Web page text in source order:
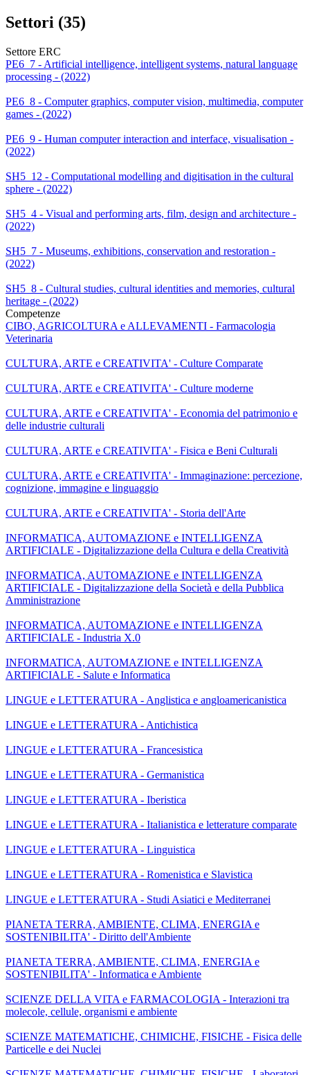
Settori (35)
Settore ERC
PE6_7 - Artificial intelligence, intelligent systems, natural language
processing - (2022)
PE6_8 - Computer graphics, computer vision, multimedia, computer
games - (2022)
PE6_9 - Human computer interaction and interface, visualisation -
(2022)
SH5_12 - Computational modelling and digitisation in the cultural
sphere - (2022)
SH5_4 - Visual and performing arts, film, design and architecture -
(2022)
SH5_7 - Museums, exhibitions, conservation and restoration -
(2022)
SH5_8 - Cultural studies, cultural identities and memories, cultural
heritage - (2022)
Competenze
CIBO, AGRICOLTURA e ALLEVAMENTI - Farmacologia
Veterinaria
CULTURA, ARTE e CREATIVITA' - Culture Comparate
CULTURA, ARTE e CREATIVITA' - Culture moderne
CULTURA, ARTE e CREATIVITA' - Economia del patrimonio e
delle industrie culturali
CULTURA, ARTE e CREATIVITA' - Fisica e Beni Culturali
CULTURA, ARTE e CREATIVITA' - Immaginazione: percezione,
cognizione, immagine e linguaggio
CULTURA, ARTE e CREATIVITA' - Storia dell'Arte
INFORMATICA, AUTOMAZIONE e INTELLIGENZA
ARTIFICIALE - Digitalizzazione della Cultura e della Creatività
INFORMATICA, AUTOMAZIONE e INTELLIGENZA
ARTIFICIALE - Digitalizzazione della Società e della Pubblica
Amministrazione
INFORMATICA, AUTOMAZIONE e INTELLIGENZA
ARTIFICIALE - Industria X.0
INFORMATICA, AUTOMAZIONE e INTELLIGENZA
ARTIFICIALE - Salute e Informatica
LINGUE e LETTERATURA - Anglistica e angloamericanistica
LINGUE e LETTERATURA - Antichistica
LINGUE e LETTERATURA - Francesistica
LINGUE e LETTERATURA - Germanistica
LINGUE e LETTERATURA - Iberistica
LINGUE e LETTERATURA - Italianistica e letterature comparate
LINGUE e LETTERATURA - Linguistica
LINGUE e LETTERATURA - Romenistica e Slavistica
LINGUE e LETTERATURA - Studi Asiatici e Mediterranei
PIANETA TERRA, AMBIENTE, CLIMA, ENERGIA e
SOSTENIBILITA' - Diritto dell'Ambiente
PIANETA TERRA, AMBIENTE, CLIMA, ENERGIA e
SOSTENIBILITA' - Informatica e Ambiente
SCIENZE DELLA VITA e FARMACOLOGIA - Interazioni tra
molecole, cellule, organismi e ambiente
SCIENZE MATEMATICHE, CHIMICHE, FISICHE - Fisica delle
Particelle e dei Nuclei